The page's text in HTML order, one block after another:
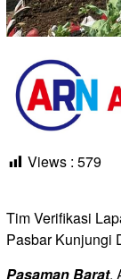
Views : 579
Tim Verifikasi
Pasbar Kunjungi
Pasaman Barat,